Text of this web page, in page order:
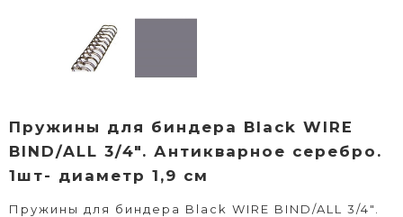
Пружины для биндера Black WIRE
BIND/ALL 3/4". Антикварное серебро.
1шт- диаметр 1,9 см
Пружины для биндера Black WIRE BIND/ALL 3/4".